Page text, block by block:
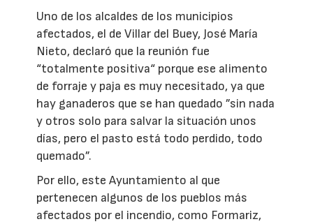
Uno de los alcaldes de los municipios
afectados, el de Villar del Buey, José María
Nieto, declaró que la reunión fue
“totalmente positiva“ porque ese alimento
de forraje y paja es muy necesitado, ya que
hay ganaderos que se han quedado ”sin nada
y otros solo para salvar la situación unos
días, pero el pasto está todo perdido, todo
quemado”.
Por ello, este Ayuntamiento al que
pertenecen algunos de los pueblos más
afectados por el incendio, como Formariz,